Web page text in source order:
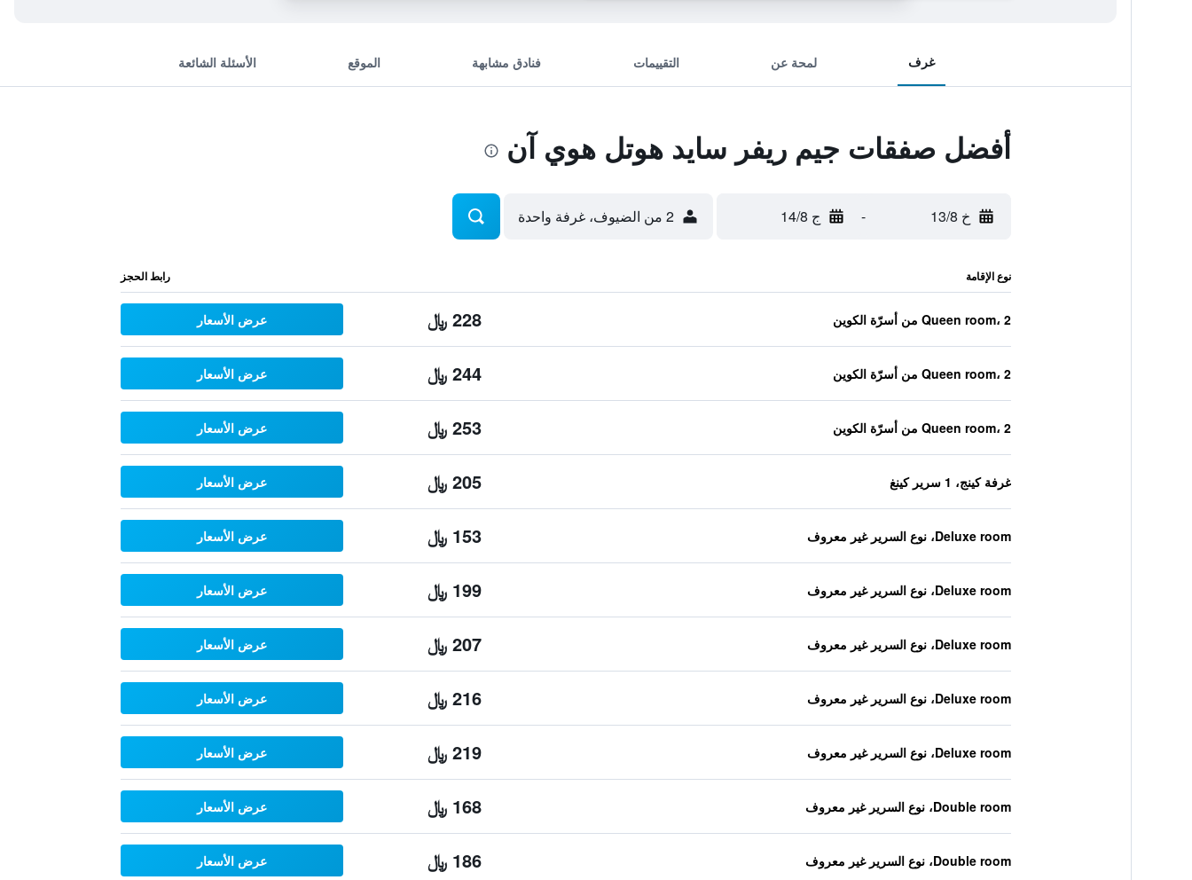
غرف لمحة عن التقييمات فنادق مشابهة الموقع الأسئلة الشائعة
أفضل صفقات جيم ريفر سايد هوتل هوي آن
خ 13/8 - ج 14/8 2 من الضيوف، غرفة واحدة
نوع الإقامة رابط الحجز
Queen room، 2 من أسرّة الكوين 228 ﷼ عرض الأسعار
Queen room، 2 من أسرّة الكوين 244 ﷼ عرض الأسعار
Queen room، 2 من أسرّة الكوين 253 ﷼ عرض الأسعار
غرفة كينج، 1 سرير كينغ 205 ﷼ عرض الأسعار
Deluxe room، نوع السرير غير معروف 153 ﷼ عرض الأسعار
Deluxe room، نوع السرير غير معروف 199 ﷼ عرض الأسعار
Deluxe room، نوع السرير غير معروف 207 ﷼ عرض الأسعار
Deluxe room، نوع السرير غير معروف 216 ﷼ عرض الأسعار
Deluxe room، نوع السرير غير معروف 219 ﷼ عرض الأسعار
Double room، نوع السرير غير معروف 168 ﷼ عرض الأسعار
Double room، نوع السرير غير معروف 186 ﷼ عرض الأسعار